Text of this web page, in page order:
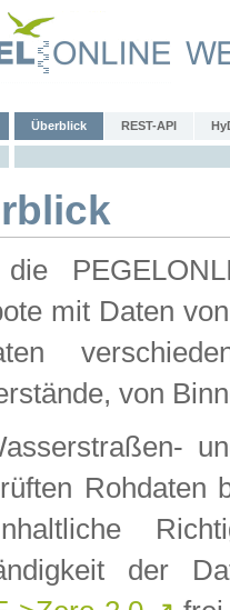
Überblick REST-API
mit Daten
von
Rohdaten
der